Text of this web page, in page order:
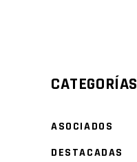
CATEGORÍAS
ASOCIADOS
DESTACADAS